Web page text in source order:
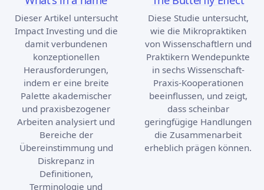
Dieser Artikel untersucht
Impact Investing und die
damit verbundenen
konzeptionellen
Herausforderungen,
indem er eine breite
Palette akademischer
und praxisbezogener
Arbeiten analysiert und
Bereiche der
Übereinstimmung und
Diskrepanz in
Definitionen,
Terminologie und
Diese Studie untersucht,
wie die Mikropraktiken
von Wissenschaftlern und
Praktikern Wendepunkte
in sechs Wissenschaft-
Praxis-Kooperationen
beeinflussen, und zeigt,
dass scheinbar
geringfügige Handlungen
die Zusammenarbeit
erheblich prägen können.